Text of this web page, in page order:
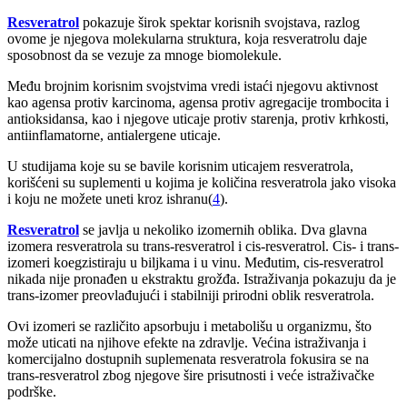
Resveratrol pokazuje širok spektar korisnih svojstava, razlog
ovome je njegova molekularna struktura, koja resveratrolu daje
sposobnost da se vezuje za mnoge biomolekule.
Među brojnim korisnim svojstvima vredi istaći njegovu aktivnost
kao agensa protiv karcinoma, agensa protiv agregacije trombocita i
antioksidansa, kao i njegove uticaje protiv starenja, protiv krhkosti,
antiinflamatorne, antialergene uticaje.
U studijama koje su se bavile korisnim uticajem resveratrola,
korišćeni su suplementi u kojima je količina resveratrola jako visoka
i koju ne možete uneti kroz ishranu(4).
Resveratrol se javlja u nekoliko izomernih oblika. Dva glavna
izomera resveratrola su trans-resveratrol i cis-resveratrol. Cis- i trans-
izomeri koegzistiraju u biljkama i u vinu. Međutim, cis-resveratrol
nikada nije pronađen u ekstraktu grožđa. Istraživanja pokazuju da je
trans-izomer preovlađujući i stabilniji prirodni oblik resveratrola.
Ovi izomeri se različito apsorbuju i metabolišu u organizmu, što
može uticati na njihove efekte na zdravlje. Većina istraživanja i
komercijalno dostupnih suplemenata resveratrola fokusira se na
trans-resveratrol zbog njegove šire prisutnosti i veće istraživačke
podrške.